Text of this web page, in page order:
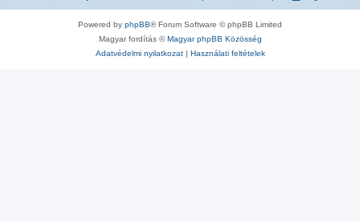
Powered by phpBB® Forum Software © phpBB Limited
Magyar fordítás ©Magyar phpBB Közösség
Adatvédelmi nyilatkozat| Használati feltételek